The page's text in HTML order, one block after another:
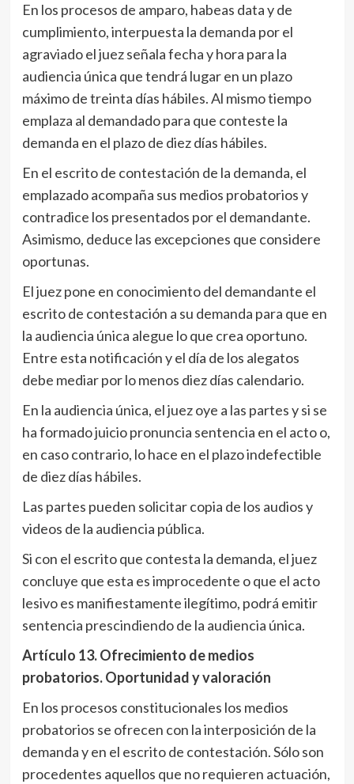
En los procesos de amparo, habeas data y de
cumplimiento, interpuesta la demanda por el
agraviado el juez señala fecha y hora para la
audiencia única que tendrá lugar en un plazo
máximo de treinta días hábiles. Al mismo tiempo
emplaza al demandado para que conteste la
demanda en el plazo de diez días hábiles.
En el escrito de contestación de la demanda, el
emplazado acompaña sus medios probatorios y
contradice los presentados por el demandante.
Asimismo, deduce las excepciones que considere
oportunas.
El juez pone en conocimiento del demandante el
escrito de contestación a su demanda para que en
la audiencia única alegue lo que crea oportuno.
Entre esta notificación y el día de los alegatos
debe mediar por lo menos diez días calendario.
En la audiencia única, el juez oye a las partes y si se
ha formado juicio pronuncia sentencia en el acto o,
en caso contrario, lo hace en el plazo indefectible
de diez días hábiles.
Las partes pueden solicitar copia de los audios y
videos de la audiencia pública.
Si con el escrito que contesta la demanda, el juez
concluye que esta es improcedente o que el acto
lesivo es manifiestamente ilegítimo, podrá emitir
sentencia prescindiendo de la audiencia única.
Artículo 13. Ofrecimiento de medios
probatorios. Oportunidad y valoración
En los procesos constitucionales los medios
probatorios se ofrecen con la interposición de la
demanda y en el escrito de contestación. Sólo son
procedentes aquellos que no requieren actuación,